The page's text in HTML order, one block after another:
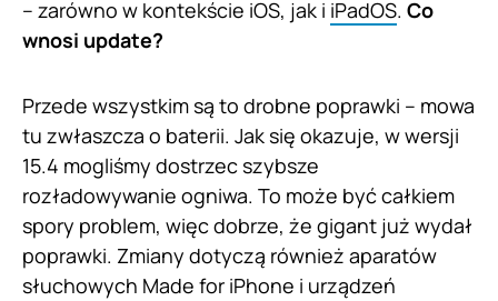
– zarówno w kontekście iOS, jak i iPadOS. Co
wnosi update?
Przede wszystkim są to drobne poprawki – mowa
tu zwłaszcza o baterii. Jak się okazuje, w wersji
15.4 mogliśmy dostrzec szybsze
rozładowywanie ogniwa. To może być całkiem
spory problem, więc dobrze, że gigant już wydał
poprawki. Zmiany dotyczą również aparatów
słuchowych Made for iPhone i urządzeń